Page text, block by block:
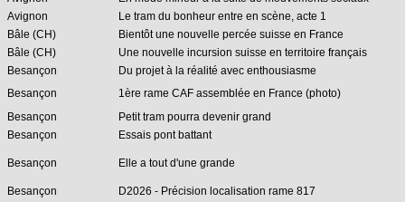
Avignon
Le tram du bonheur entre en scène, acte 1
Bâle (CH)
Bientôt une nouvelle percée suisse en France
Bâle (CH)
Une nouvelle incursion suisse en territoire français
Besançon
Du projet à la réalité avec enthousiasme
Besançon
1ère rame CAF assemblée en France (photo)
Besançon
Petit tram pourra devenir grand
Besançon
Essais pont battant
Besançon Elle a tout d'une grande
Besançon
D2026 - Précision localisation rame 817